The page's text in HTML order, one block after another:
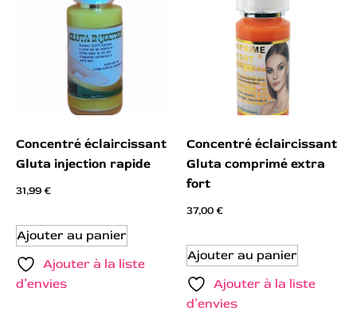
Concentré éclaircissant
Gluta injection rapide
31,99€
Ajouter au panier
Ajouter à la liste
d’envies
Concentré éclaircissant
Gluta comprimé extra
fort
37,00€
Ajouter au panier
Ajouter à la liste
d’envies